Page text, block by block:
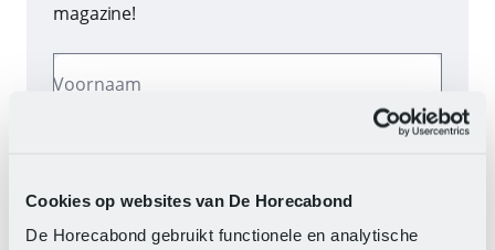
Cookies op websites van De Horecabond
De Horecabond gebruikt functionele en analytische
magazine!
Voornaam
E-mailadres